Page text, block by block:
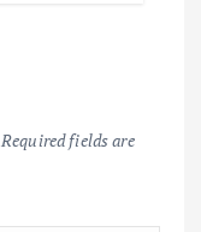
Required fields are